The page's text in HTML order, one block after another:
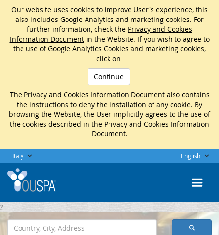
Our website uses cookies to improve User's experience, this
also includes Google Analytics and marketing cookies. For
further information, check the Privacy and Cookies
Information Documentin the Website. If you wish to agree to
the use of Google Analytics Cookies and marketing cookies,
click on
Continue
The Privacy and Cookies Information Documentalso contains
the instructions to deny the installation of any cookie. By
browsing the Website, the User implicitly agrees to the use of
the cookies described in the Privacy and Cookies Information
Document.
Italy English
?